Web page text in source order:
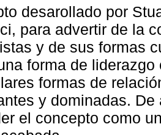
desarollado por
para advertir de la
y de sus formas
forma de
formas de
y dominadas.
el concepto como